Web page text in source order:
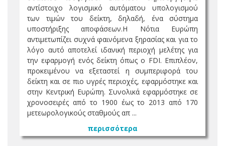
αντίστοιχο λογισμικό αυτόματου υπολογισμού
των τιμών του δείκτη, δηλαδή, ένα σύστημα
υποστήριξης αποφάσεων.Η Νότια Ευρώπη
αντιμετωπίζει συχνά φαινόμενα ξηρασίας και για το
λόγο αυτό αποτελεί ιδανική περιοχή μελέτης για
την εφαρμογή ενός δείκτη όπως ο FDI. Επιπλέον,
προκειμένου να εξεταστεί η συμπεριφορά του
δείκτη και σε πιο υγρές περιοχές, εφαρμόστηκε και
στην Κεντρική Ευρώπη. Συνολικά εφαρμόστηκε σε
χρονοσειρές από το 1900 έως το 2013 από 170
μετεωρολογικούς σταθμούς απ ...
περισσότερα